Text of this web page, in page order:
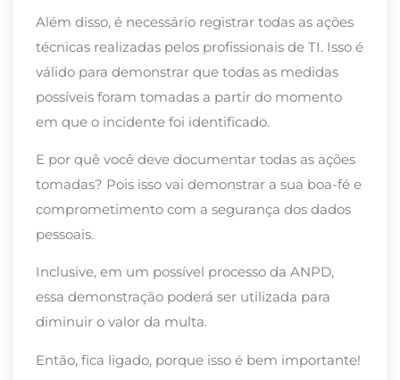
Além disso, é necessário registrar todas as ações
técnicas realizadas pelos profissionais de TI. Isso é
válido para demonstrar que todas as medidas
possíveis foram tomadas a partir do momento
em que o incidente foi identificado.
E por quê você deve documentar todas as ações
tomadas? Pois isso vai demonstrar a sua boa-fé e
comprometimento com a segurança dos dados
pessoais.
Inclusive, em um possível processo da ANPD,
essa demonstração poderá ser utilizada para
diminuir o valor da multa.
Então, fica ligado, porque isso é bem importante!